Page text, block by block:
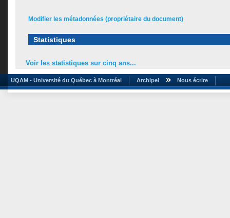
Modifier les métadonnées (propriétaire du document)
Statistiques
Voir les statistiques sur cinq ans...
UQAM - Université du Québec à Montréal Archipel Nous écrire